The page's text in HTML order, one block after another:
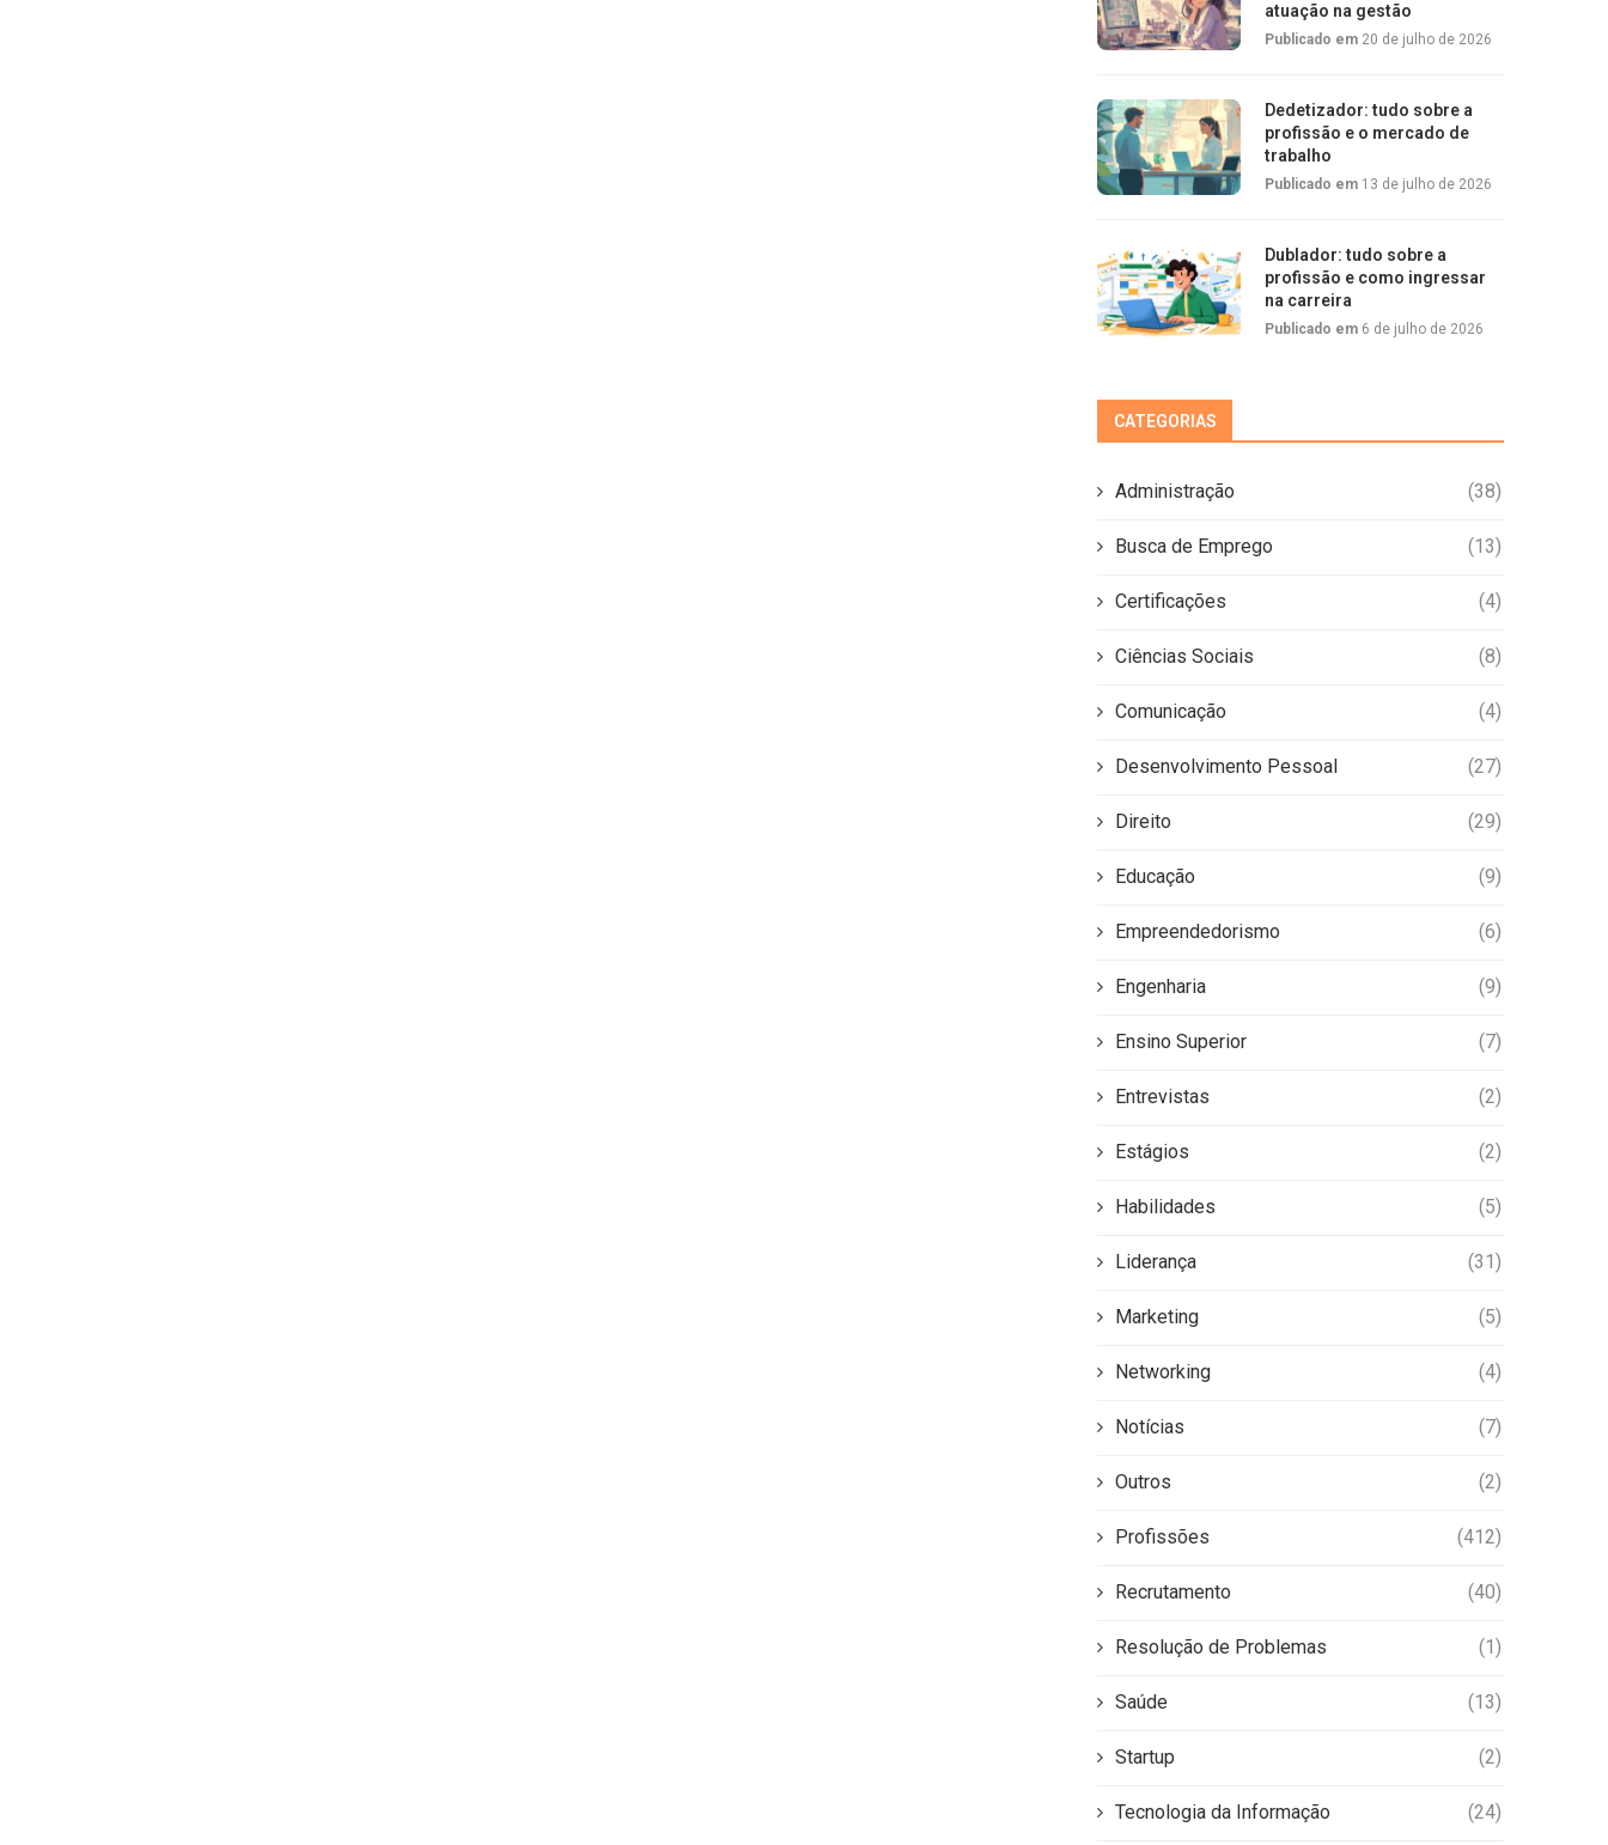
atuação na gestão
Publicado em 20 de julho de 2026
Dedetizador: tudo sobre a
profissão e o mercado de
trabalho
Publicado em 13 de julho de 2026
Dublador: tudo sobre a
profissão e como ingressar
na carreira
Publicado em 6 de julho de 2026
CATEGORIAS
Administração (38)
Busca de Emprego (13)
Certificações (4)
Ciências Sociais (8)
Comunicação (4)
Desenvolvimento Pessoal (27)
Direito (29)
Educação (9)
Empreendedorismo (6)
Engenharia (9)
Ensino Superior (7)
Entrevistas (2)
Estágios (2)
Habilidades (5)
Liderança (31)
Marketing (5)
Networking (4)
Notícias (7)
Outros (2)
Profissões (412)
Recrutamento (40)
Resolução de Problemas (1)
Saúde (13)
Startup (2)
Tecnologia da Informação (24)